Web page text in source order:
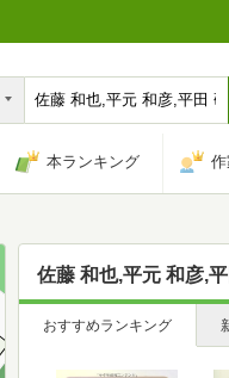
本ランキング
佐藤 和也,平元 和彦,
おすすめランキング